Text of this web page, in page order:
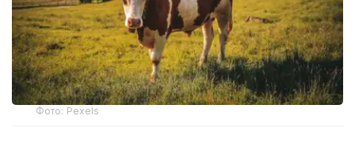
Фото: Pexels